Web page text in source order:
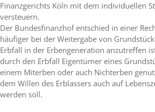
Finanzgerichts Köln mit dem individuellen
versteuern.
Der Bundesfinanzhof entschied in einer
häufiger bei der Weitergabe von
Erbfall in der Erbengeneration anzutreffen
durch den Erbfall Eigentümer eines
einem Miterben oder auch Nichterben
dem Willen des Erblassers auch auf
werden soll.